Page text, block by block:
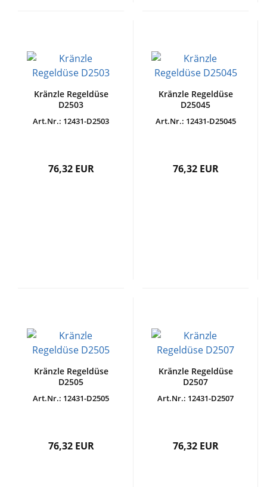
Kränzle Regeldüse
D2503
Art.Nr.: 12431-D2503
76,32 EUR
Kränzle Regeldüse
D25045
Art.Nr.: 12431-D25045
76,32 EUR
Kränzle Regeldüse
D2505
Art.Nr.: 12431-D2505
76,32 EUR
Kränzle Regeldüse
D2507
Art.Nr.: 12431-D2507
76,32 EUR